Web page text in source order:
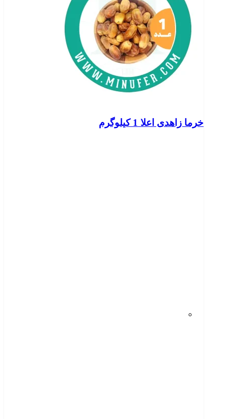
خرما زاهدی اعلا 1 کیلوگرم